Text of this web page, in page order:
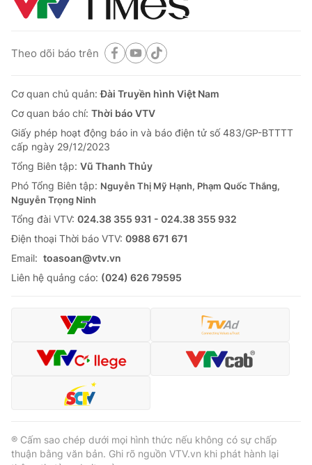
Hậu trường
Giải sao mai
Điện ảnh
Âm nhạc
Du lịch
Làm đẹp
Chất lượng cuộc sống
Tuyển sinh
Học trực tuyến
Công nghệ
Hitech Công nghệ tương lai
Sản phẩm
Thị trường
Tư vấn
Giao lưu trực tuyến
Lịch phát sóng
Chuyên mục khác
Emagazine Podcast
Video Shorts video
VTV Money
VTV Sức khoẻ Bất động sản
Theo dõi báo trên
Cơ quan chủ quản:Đài Truyền hình Việt Nam
Cơ quan báo chí: Thời báo VTV
Giấy phép hoạt động báo in và báo điện tử số 483/GP-BTTTT
cấp ngày 29/12/2023
Tổng Biên tập: Vũ Thanh Thủy
Phó Tổng Biên tập: Nguyễn Thị Mỹ Hạnh, Phạm Quốc Thắng,
Nguyễn Trọng Ninh
Tổng đài VTV: 024.38 355 931 - 024.38 355 932
Ðiện thoại Thời báo VTV: 0988 671 671
Email: toasoan@vtv.vn
Liên hệ quảng cáo: (024) 626 79595
® Cấm sao chép dưới mọi hình thức nếu không có sự chấp
thuận bằng văn bản. Ghi rõ nguồn VTV.vn khi phát hành lại